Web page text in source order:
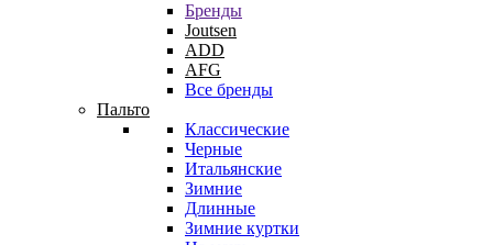
Бренды
Joutsen
ADD
AFG
Все бренды
Пальто
Классические
Черные
Итальянские
Зимние
Длинные
Зимние куртки